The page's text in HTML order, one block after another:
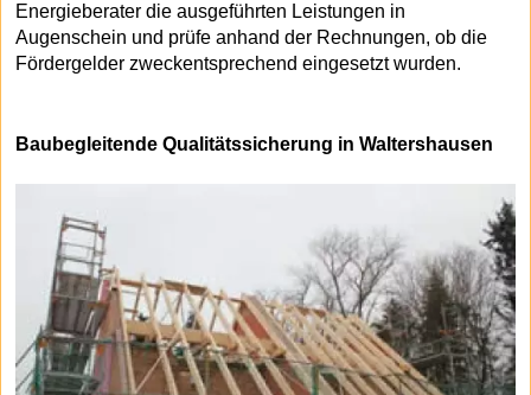
Energieberater die ausgeführten Leistungen in
Augenschein und prüfe anhand der Rechnungen, ob die
Fördergelder zweckentsprechend eingesetzt wurden.
Baubegleitende Qualitätssicherung in Waltershausen